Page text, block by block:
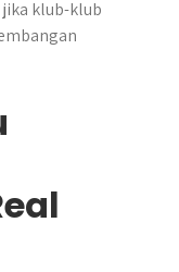
klub-klub